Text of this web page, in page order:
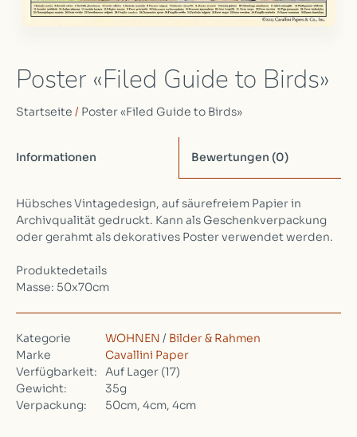
Poster «Filed Guide to Birds»
Startseite / Poster «Filed Guide to Birds»
Informationen Bewertungen (0)
Hübsches Vintagedesign, auf säurefreiem Papier in
Archivqualität gedruckt. Kann als Geschenkverpackung
oder gerahmt als dekoratives Poster verwendet werden.
Produktedetails
Masse: 50x70cm
Kategorie WOHNEN / Bilder & Rahmen
Marke
Cavallini Paper
Verfügbarkeit:
Auf Lager (17)
Gewicht:
35g
Verpackung:
50cm, 4cm, 4cm